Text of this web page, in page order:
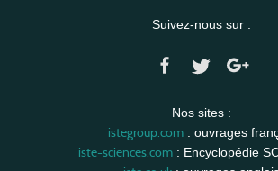
Suivez-nous sur :
Nos sites :
istegroup.com: ouvrages
iste-sciences.com: Encyclopédie